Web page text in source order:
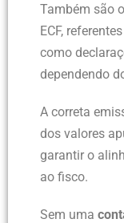
Também são
ECF,
como
dependendo
A correta
dos valores
garantir o
ao fisco.
Sem uma